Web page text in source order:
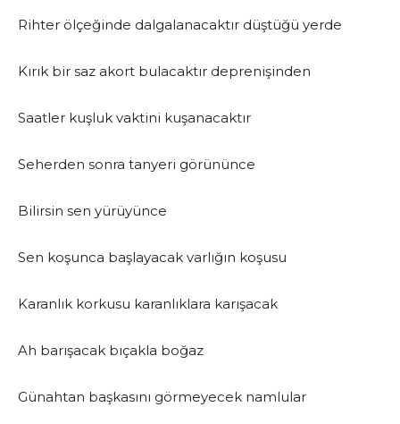
Rihter ölçeğinde dalgalanacaktır düştüğü yerde
Kırık bir saz akort bulacaktır deprenişinden
Saatler kuşluk vaktini kuşanacaktır
Seherden sonra tanyeri görününce
Bilirsin sen yürüyünce
Sen koşunca başlayacak varlığın koşusu
Karanlık korkusu karanlıklara karışacak
Ah barışacak bıçakla boğaz
Günahtan başkasını görmeyecek namlular